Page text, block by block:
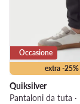
extra -
Occasione
Quiksilver
Pantaloni da tuta ·